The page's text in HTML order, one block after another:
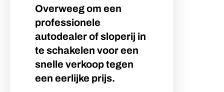
Overweeg om een
professionele
autodealer of sloperij in
te schakelen voor een
snelle verkoop tegen
een eerlijke prijs.